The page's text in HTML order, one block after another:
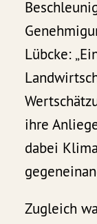
Lübcke:
ihre
dabei
Zugleich